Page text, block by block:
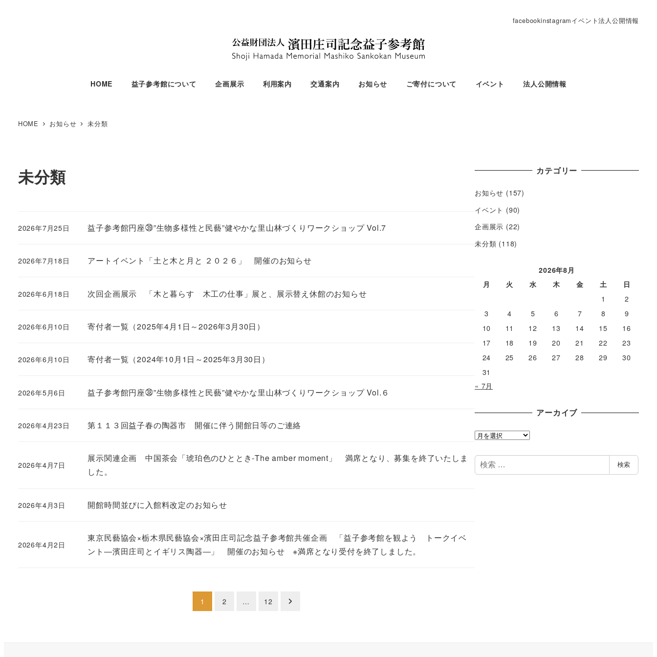
facebookinstagramイベント法人公開情報
HOME 益子参考館について 企画展示 利用案内 交通案内 お知らせ ご寄付について イベント 法人公開情報
HOME お知らせ 未分類
未分類
益子参考館円座㊴”生物多様性と民藝”健やかな里山林づくりワークショップ Vol.7
2026年7月25日
アートイベント「土と木と月と ２０２６」 開催のお知らせ
2026年7月18日
次回企画展示 「木と暮らす 木工の仕事」展と、展示替え休館のお知らせ
2026年6月18日
寄付者一覧（2025年4月1日～2026年3月30日）
2026年6月10日
寄付者一覧（2024年10月1日～2025年3月30日）
2026年6月10日
益子参考館円座㊳”生物多様性と民藝”健やかな里山林づくりワークショップ Vol.６
2026年5月6日
第１１３回益子春の陶器市 開催に伴う開館日等のご連絡
2026年4月23日
展示関連企画 中国茶会「琥珀色のひととき-The amber moment」 満席となり、募集を終了いたしま
した。
2026年4月7日
開館時間並びに入館料改定のお知らせ
2026年4月3日
東京民藝協会×栃木県民藝協会×濱田庄司記念益子参考館共催企画 「益子参考館を観よう トークイベ
ント―濱田庄司とイギリス陶器―」 開催のお知らせ ※満席となり受付を終了しました。
2026年4月2日
1 2 … 12
カテゴリー
お知らせ (157)
イベント (90)
企画展示 (22)
未分類 (118)
2026年8月
月
火 水 木 金 土
日
1
2
3
4 5 6 7 8
9
10
11 12 13 14 15
16
17
18 19 20 21 22
23
24
25 26 27 28 29
30
31
« 7月
アーカイブ
ア
カ
イ
検
索
検索